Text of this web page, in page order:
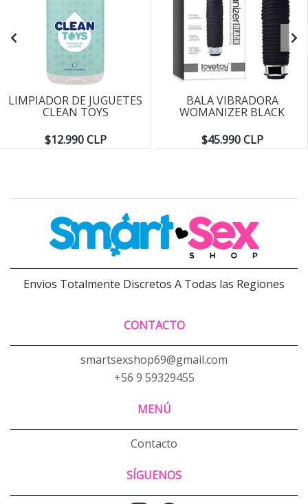
LIMPIADOR DE JUGUETES
CLEAN TOYS
$12.990 CLP
BALA VIBRADORA
WOMANIZER BLACK
$45.990 CLP
Envios Totalmente Discretos A Todas las Regiones
CONTACTO
smartsexshop69@gmail.com
+56 9 59329455
MENÚ
Contacto
SÍGUENOS